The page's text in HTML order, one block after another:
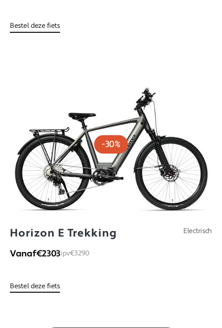
Bestel deze fiets
-30%
Horizon E Trekking
Vanaf€2303ipv€3290
Electrisch
Bestel deze fiets